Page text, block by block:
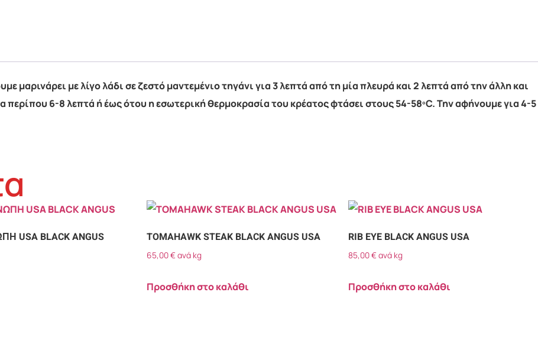
μαρινάρει με λίγο λάδι σε ζεστό μαντεμένιο τηγάνι για 3 λεπτά από τη μία πλευρά και 2 λεπτά από την άλλη και
6-8 λεπτά ή έως ότου η εσωτερική θερμοκρασία του κρέατος φτάσει στους 54-58ºC. Την αφήνουμε για 4-5
USA BLACK ANGUS TOMAHAWK STEAK BLACK ANGUS USA
65,00€ανά kg
Προσθήκη στο καλάθι
RIB EYE BLACK ANGUS USA
85,00€ανά kg
Προσθήκη στο καλάθι